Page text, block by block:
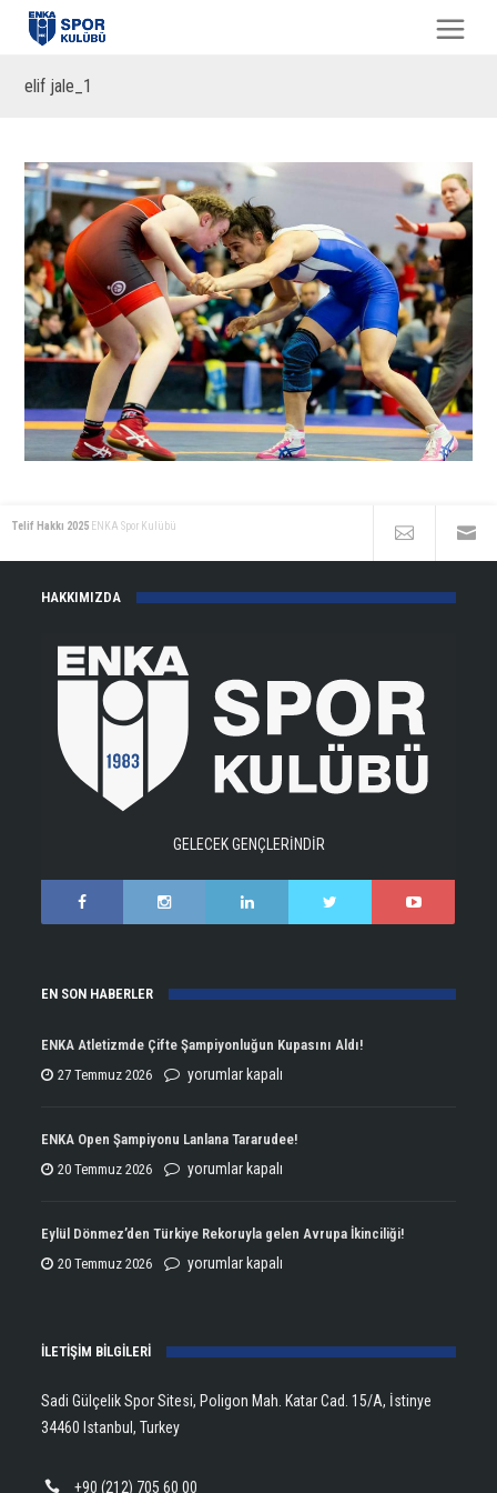
elif jale_1
Telif Hakkı 2025 ENKA Spor Kulübü
HAKKIMIZDA
GELECEK GENÇLERİNDİR
EN SON HABERLER
ENKA Atletizmde Çifte Şampiyonluğun Kupasını Aldı!
27 Temmuz 2026
ENKA
Çifte
Şampiyonluğun
yorumlar kapalı
ENKA Open Şampiyonu Lanlana Tararudee!
20 Temmuz 2026
ENKA
Şampiyonu
Lanlana
yorumlar kapalı
Eylül Dönmez’den Türkiye Rekoruyla gelen Avrupa İkinciliği!
20 Temmuz 2026
Eylül
Rekoruyla
Avrupa
yorumlar kapalı
İLETİŞİM BİLGİLERİ
Sadi Gülçelik Spor Sitesi, Poligon Mah. Katar Cad. 15/A, İstinye
34460 Istanbul, Turkey
+90 (212) 705 60 00